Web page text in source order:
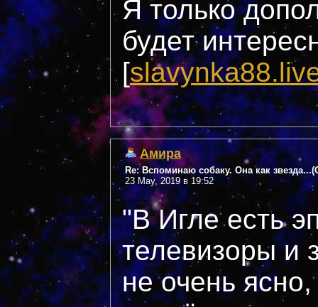
Я только
будет
[
Амира
Re: Вспоминаю собаку. Она как
23 May, 2019 в 19:52
"В Игле есть
телевизоры и
не очень